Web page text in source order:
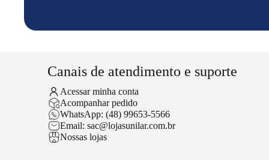
Canais de atendimento e suporte
Acessar minha conta
Acompanhar pedido
WhatsApp: (48) 99653-5566
Email: sac@lojasunilar.com.br
Nossas lojas